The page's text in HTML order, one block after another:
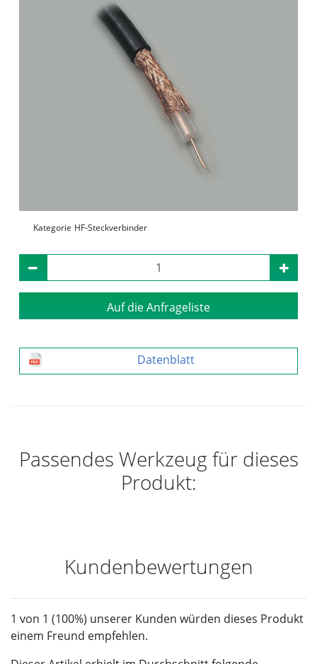
Kategorie HF-Steckverbinder
Auf die Anfrageliste
Datenblatt
Passendes Werkzeug für dieses
Produkt:
Kundenbewertungen
1 von 1 (100%) unserer Kunden würden dieses Produkt
einem Freund empfehlen.